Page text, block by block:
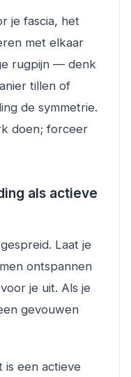
je fascia, het
met elkaar
rugpijn — denk
tillen of
de symmetrie.
doen; forceer
als actieve
Laat je
ontspannen
je uit. Als je
gevouwen
is een actieve